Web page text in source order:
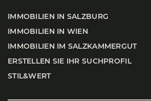
IMMO­BI­LI­EN IN SALZ­BURG
IMMO­BI­LI­EN IN WIEN
IMMO­BI­LI­EN IM SALZ­KAM­MER­GUT
ERSTEL­LEN SIE IHR SUCH­PRO­FIL
STIL&WERT